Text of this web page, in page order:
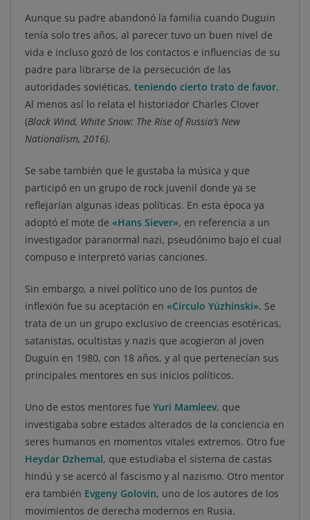
Aunque su padre abandonó la familia cuando Duguin
tenía solo tres años, al parecer tuvo un buen nivel de
vida e incluso gozó de los contactos e influencias de su
padre para librarse de la persecución de las
autoridades soviéticas, teniendo cierto trato de favor.
Al menos así lo relata el historiador Charles Clover
(Black Wind, White Snow: The Rise of Russia’s New
Nationalism, 2016).
Se sabe también que le gustaba la música y que
participó en un grupo de rock juvenil donde ya se
reflejarían algunas ideas políticas. En esta época ya
adoptó el mote de «Hans Siever», en referencia a un
investigador paranormal nazi, pseudónimo bajo el cual
compuso e interpretó varias canciones.
Sin embargo, a nivel político uno de los puntos de
inflexión fue su aceptación en «Círculo Yúzhinski». Se
trata de un un grupo exclusivo de creencias esotéricas,
satanistas, ocultistas y nazis que acogieron al joven
Duguin en 1980, con 18 años, y al que pertenecían sus
principales mentores en sus inicios políticos.
Uno de estos mentores fue Yuri Mamleev, que
investigaba sobre estados alterados de la conciencia en
seres humanos en momentos vitales extremos. Otro fue
Heydar Dzhemal, que estudiaba el sistema de castas
hindú y se acercó al fascismo y al nazismo. Otro mentor
era también Evgeny Golovin, uno de los autores de los
movimientos de derecha modernos en Rusia.